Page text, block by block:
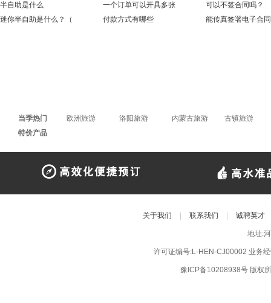
半自助是什么
迷你半自助是什么？（
一个订单可以开具多张
付款方式有哪些
可以不签合同吗？
能传真签署电子合
当季热门 欧洲旅游 洛阳旅游 内蒙古旅游
古镇旅游
特价产品
关于我们 联系我们 诚聘英才
地址:
许可证编号:L-HEN-CJ00002 业务
豫ICP备10208938号 版权